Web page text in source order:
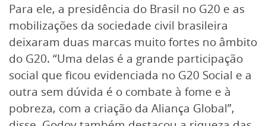
Para ele, a presidência do Brasil no G20 e as
mobilizações da sociedade civil brasileira
deixaram duas marcas muito fortes no âmbito
do G20. “Uma delas é a grande participação
social que ficou evidenciada no G20 Social e a
outra sem dúvida é o combate à fome e à
pobreza, com a criação da Aliança Global”,